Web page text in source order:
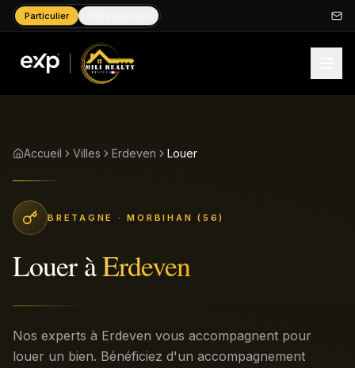
Particulier
Accueil Villes Erdeven Louer
BRETAGNE · MORBIHAN (56)
LoueràErdeven
Nos experts à Erdeven vous accompagnent pour
louer un bien. Bénéficiez d'un accompagnement